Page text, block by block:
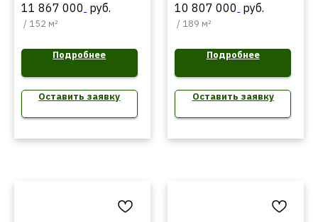
11 867 000 руб.
/ 152 м²
Подробнее
Оставить заявку
10 807 000 руб.
/ 189 м²
Подробнее
Оставить заявку